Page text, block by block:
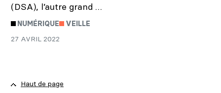
(DSA), l’autre grand …
NUMÉRIQUE
VEILLE
27 AVRIL 2022
Haut de page